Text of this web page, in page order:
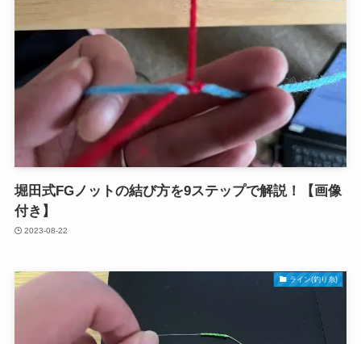
堀田式FGノットの結び方を9ステップで解説！【画像
付き】
2023-08-22
ライン(釣り糸)